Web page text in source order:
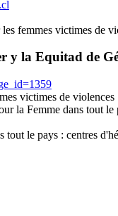
femmes victimes de
y la Equitad de
victimes de violences
la Femme dans tout
le pays : centres